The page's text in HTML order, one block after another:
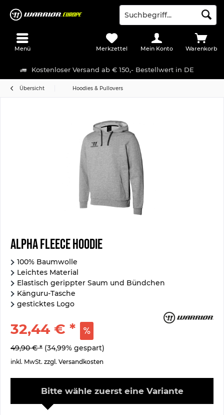
Kostenloser Versand ab € 150,- Bestellwert in DE
Menü Warenkorb
Merkzettel Mein Konto
Übersicht Hoodies & Pullovers
Alpha Fleece Hoodie
100% Baumwolle
Leichtes Material
Elastisch gerippter Saum und Bündchen
Känguru-Tasche
gesticktes Logo
32,44 € *
49,90 € * (34,99% gespart)
inkl. MwSt. zzgl. Versandkosten
Bitte wähle zuerst eine Variante